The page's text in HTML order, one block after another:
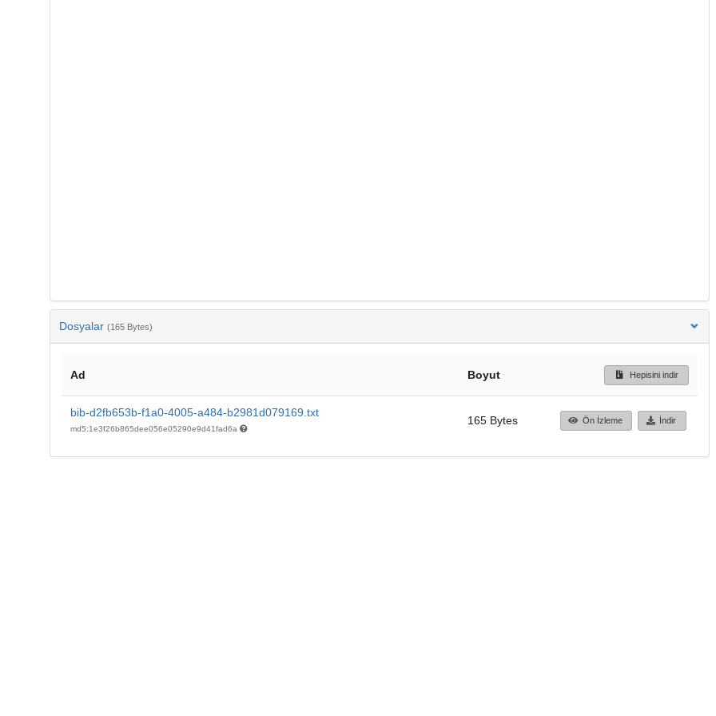
Dosyalar (165 Bytes)
Ad Boyut Hepisini indir
bib-d2fb653b-f1a0-4005-a484-b2981d079169.txt
md5:1e3f26b865dee056e05290e9d41fad6a
165 Bytes Ön İzleme İndir